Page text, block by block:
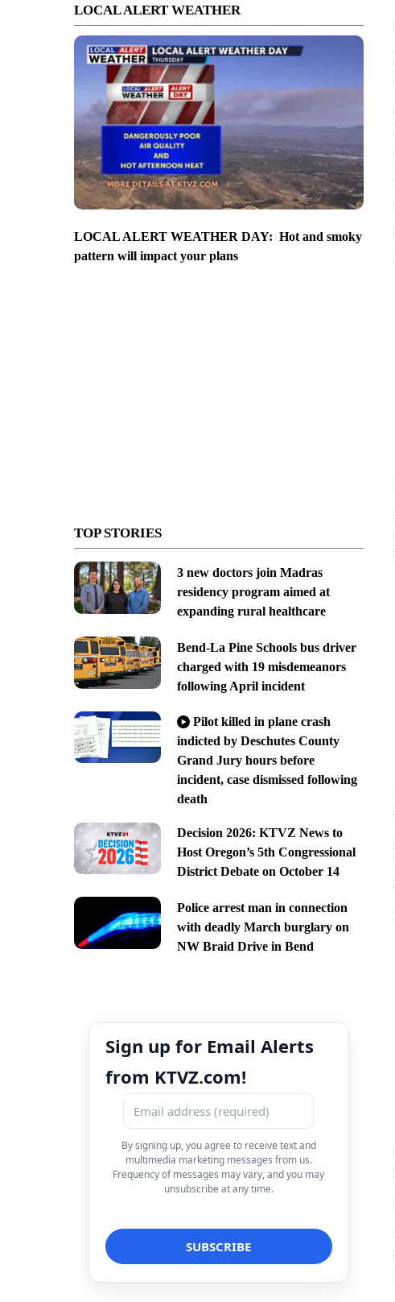
LOCAL ALERT WEATHER
LOCAL ALERT WEATHER DAY: Hot and smoky
pattern will impact your plans
TOP STORIES
3 new doctors join Madras
residency program aimed at
expanding rural healthcare
Bend-La Pine Schools bus driver
charged with 19 misdemeanors
following April incident
Pilot killed in plane crash
indicted by Deschutes County
Grand Jury hours before
incident, case dismissed following
death
Decision 2026: KTVZ News to
Host Oregon’s 5th Congressional
District Debate on October 14
Police arrest man in connection
with deadly March burglary on
NW Braid Drive in Bend
Sign up for Email Alerts
from KTVZ.com!
By signing up, you agree to receive text and
multimedia marketing messages from us.
Frequency of messages may vary, and you may
unsubscribe at any time.